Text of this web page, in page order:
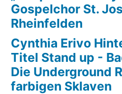
Gospelchor St.
Rheinfelden
Cynthia Erivo
Titel Stand up -
Die Underground
farbigen Sklaven